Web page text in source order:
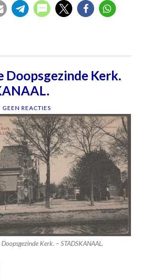
Doopsgezinde Kerk.
GEEN REACTIES
Kerk. – STADSKANAAL.